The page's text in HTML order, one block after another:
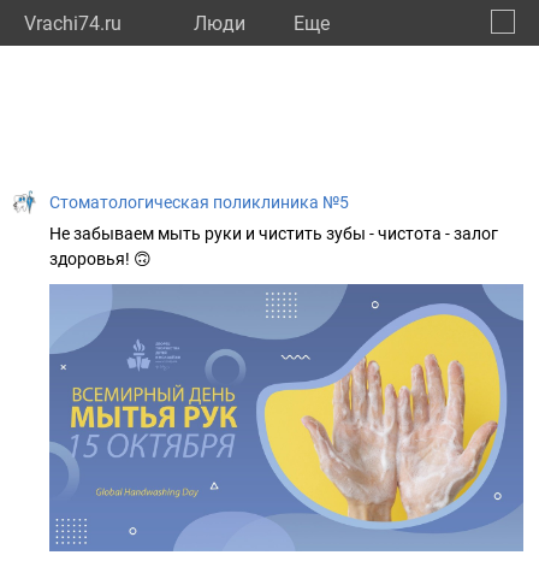
Vrachi74.ru Люди Eще
Стоматологическая поликлиника №5
Не забываем мыть руки и чистить зубы - чистота - залог
здоровья! 🙃